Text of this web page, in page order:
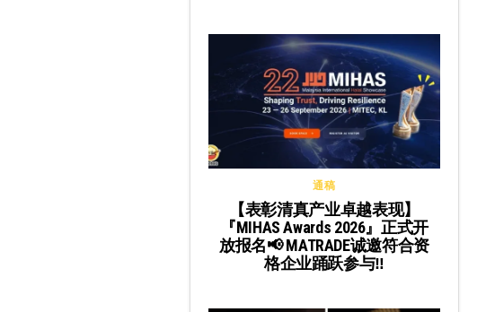
通稿
【表彰清真产业卓越表现】
『MIHAS Awards 2026』正式开
放报名📢 MATRADE诚邀符合资
格企业踊跃参与‼️